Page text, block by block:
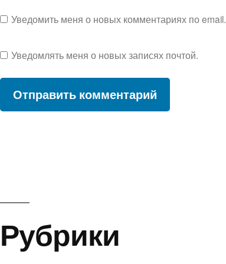
Уведомить меня о новых комментариях по email.
Уведомлять меня о новых записях почтой.
Рубрики